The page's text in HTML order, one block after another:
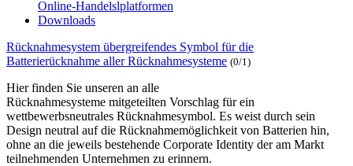
Online-Handelslplatformen
Downloads
Rücknahmesystem übergreifendes Symbol für die
Batterierücknahme aller Rücknahmesysteme (0/1)
Hier finden Sie unseren an alle
Rücknahmesysteme mitgeteilten Vorschlag für ein
wettbewerbsneutrales Rücknahmesymbol. Es weist durch sein
Design neutral auf die Rücknahmemöglichkeit von Batterien hin,
ohne an die jeweils bestehende Corporate Identity der am Markt
teilnehmenden Unternehmen zu erinnern.